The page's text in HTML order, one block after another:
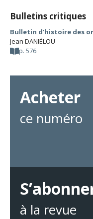
Bulletins critiques
Bulletin d’histoire des
Jean DANIÉLOU
p. 576
Acheter
ce numéro
à la revue